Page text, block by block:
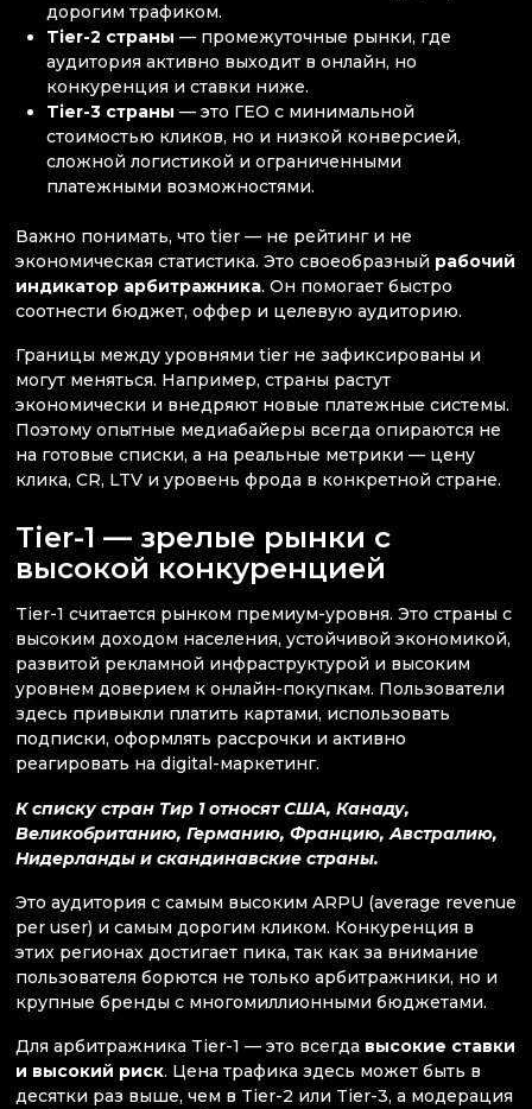
дорогим трафиком.
Tier-2 страны — промежуточные рынки, где
аудитория активно выходит в онлайн, но
конкуренция и ставки ниже.
Tier-3 страны — это ГЕО с минимальной
стоимостью кликов, но и низкой конверсией,
сложной логистикой и ограниченными
платежными возможностями.
Важно понимать, что tier — не рейтинг и не
экономическая статистика. Это своеобразный рабочий
индикатор арбитражника. Он помогает быстро
соотнести бюджет, оффер и целевую аудиторию.
Границы между уровнями tier не зафиксированы и
могут меняться. Например, страны растут
экономически и внедряют новые платежные системы.
Поэтому опытные медиабайеры всегда опираются не
на готовые списки, а на реальные метрики — цену
клика, CR, LTV и уровень фрода в конкретной стране.
Tier-1 — зрелые рынки с
высокой конкуренцией
Tier-1 считается рынком премиум-уровня. Это страны с
высоким доходом населения, устойчивой экономикой,
развитой рекламной инфраструктурой и высоким
уровнем доверием к онлайн-покупкам. Пользователи
здесь привыкли платить картами, использовать
подписки, оформлять рассрочки и активно
реагировать на digital-маркетинг.
К списку стран Тир 1 относят США, Канаду,
Великобританию, Германию, Францию, Австралию,
Нидерланды и скандинавские страны.
Это аудитория с самым высоким ARPU (average revenue
per user) и самым дорогим кликом. Конкуренция в
этих регионах достигает пика, так как за внимание
пользователя борются не только арбитражники, но и
крупные бренды с многомиллионными бюджетами.
Для арбитражника Tier-1 — это всегда высокие ставки
и высокий риск. Цена трафика здесь может быть в
десятки раз выше, чем в Tier-2 или Tier-3, а модерация